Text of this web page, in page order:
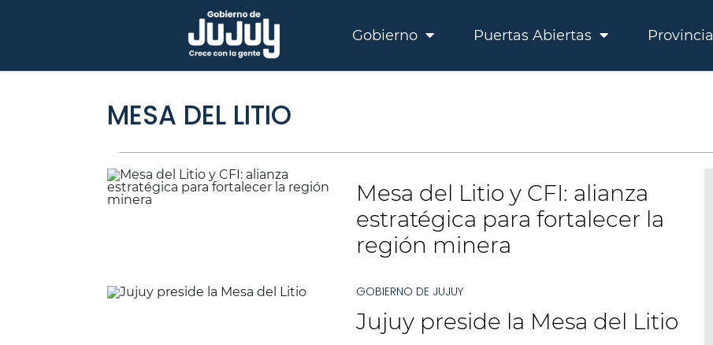
Gobierno Puertas Abiertas Provincia
MESA DEL LITIO
Mesa del Litio y CFI: alianza
estratégica para fortalecer la
región minera
GOBIERNO DE JUJUY
Jujuy preside la Mesa del Litio